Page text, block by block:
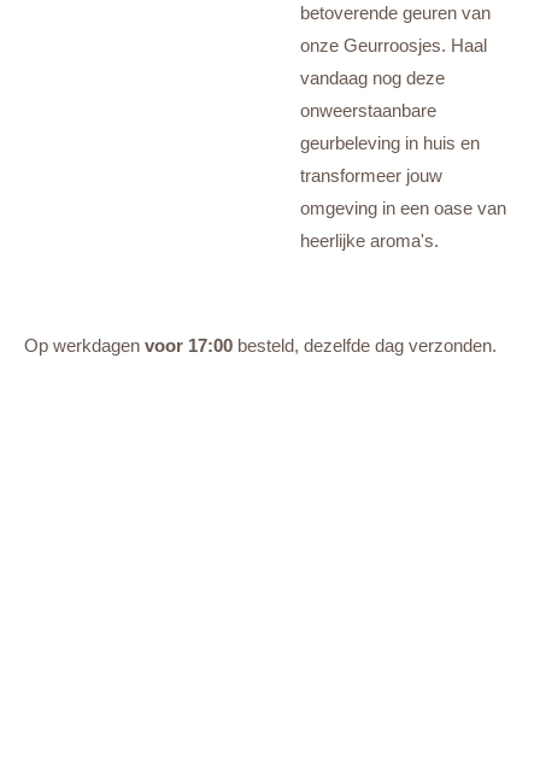
betoverende geuren van
onze Geurroosjes. Haal
vandaag nog deze
onweerstaanbare
geurbeleving in huis en
transformeer jouw
omgeving in een oase van
heerlijke aroma's.
Op werkdagen voor 17:00 besteld, dezelfde dag verzonden.